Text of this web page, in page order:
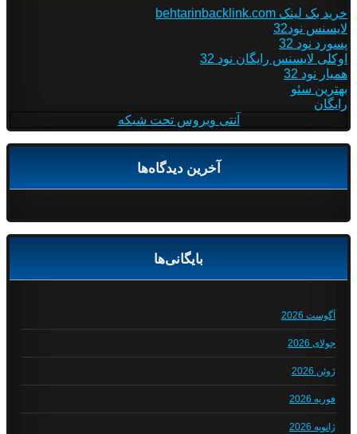
خرید بک لینک behtarinbacklink.com
لایسنس نود32
پسورد نود 32
اوکلی لایسنس رایگان نود 32
همیار نود 32
بهترین سئو
رایگان
آنتی ویروس تحت شبکه
آخرین دیدگاه‌ها
بایگانی‌ها
آگوست 2026
جولای 2026
ژوئن 2026
فوریه 2026
ژانویه 2026